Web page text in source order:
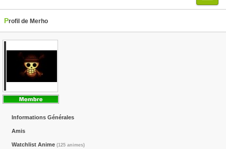
Profil de Merho
Informations Générales
Amis
Watchlist Anime (125 animes)